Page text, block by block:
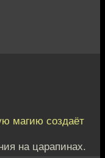
магию создаёт
на царапинах.